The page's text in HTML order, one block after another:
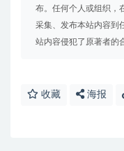
布。任何个人或组织，
采集、发布本站内容到
站内容侵犯了原著者的
收藏 海报